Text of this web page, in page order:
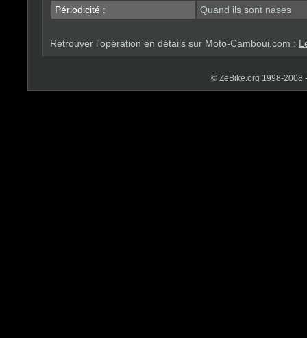
Périodicité : Quand ils sont nases
Retrouver l'opération en détails sur Moto-Camboui.com :
© ZeBike.org 1998-2008